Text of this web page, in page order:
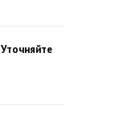
Уточняйте